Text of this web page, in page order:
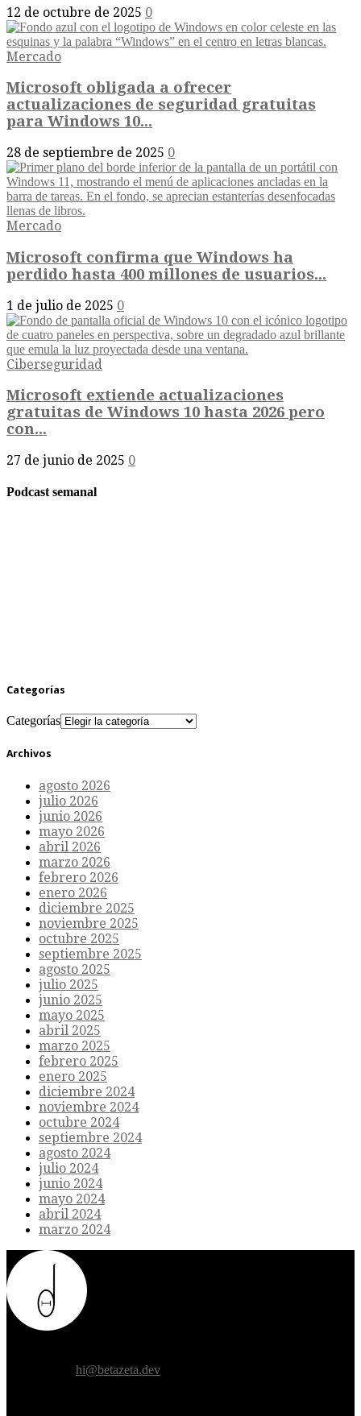
12 de octubre de 2025 0
Mercado
Microsoft obligada a ofrecer
actualizaciones de seguridad gratuitas
para Windows 10...
28 de septiembre de 2025 0
Mercado
Microsoft confirma que Windows ha
perdido hasta 400 millones de usuarios...
1 de julio de 2025 0
Ciberseguridad
Microsoft extiende actualizaciones
gratuitas de Windows 10 hasta 2026 pero
con...
27 de junio de 2025 0
Podcast semanal
Categorías
Categorías
Archivos
agosto 2026
julio 2026
junio 2026
mayo 2026
abril 2026
marzo 2026
febrero 2026
enero 2026
diciembre 2025
noviembre 2025
octubre 2025
septiembre 2025
agosto 2025
julio 2025
junio 2025
mayo 2025
abril 2025
marzo 2025
febrero 2025
enero 2025
diciembre 2024
noviembre 2024
octubre 2024
septiembre 2024
agosto 2024
julio 2024
junio 2024
mayo 2024
abril 2024
marzo 2024
hi@betazeta.dev